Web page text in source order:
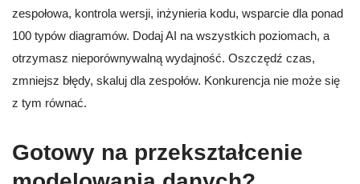
zespołowa, kontrola wersji, inżynieria kodu, wsparcie dla ponad
100 typów diagramów. Dodaj AI na wszystkich poziomach, a
otrzymasz nieporównywalną wydajność. Oszczędź czas,
zmniejsz błędy, skaluj dla zespołów. Konkurencja nie może się
z tym równać.
Gotowy na przekształcenie